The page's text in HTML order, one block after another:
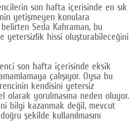
son hafta içerisinde en sık
yetişmeyen konulara
Seda Kahraman, bu
yetersizlik hissi oluşturabileceğini
son hafta içerisinde eksik
çalışıyor. Oysa bu
kendisini yetersiz
olarak yorulmasına neden oluyor.
bilgi kazanmak değil, mevcut
şekilde kullanılmasını